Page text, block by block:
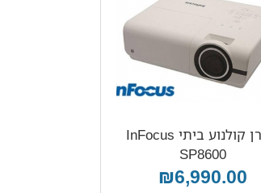
מקרן קולנוע ביתי InFocus
SP8600
₪6,990.00